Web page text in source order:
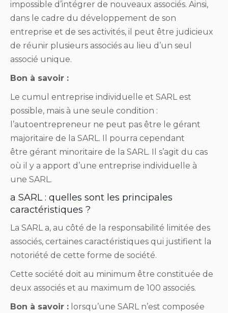
impossible d’intégrer de nouveaux associés. Ainsi,
dans le cadre du développement de son
entreprise et de ses activités, il peut être judicieux
de réunir plusieurs associés au lieu d’un seul
associé unique.
Bon à savoir :
Le cumul entreprise individuelle et SARL est
possible, mais à une seule condition :
l’autoentrepreneur ne peut pas être le gérant
majoritaire de la SARL. Il pourra cependant
être gérant minoritaire de la SARL. Il s’agit du cas
où il y a apport d’une entreprise individuelle à
une SARL.
a SARL : quelles sont les principales
caractéristiques ?
La SARL a, au côté de la responsabilité limitée des
associés, certaines caractéristiques qui justifient la
notoriété de cette forme de société.
Cette société doit au minimum être constituée de
deux associés et au maximum de 100 associés.
Bon à savoir : lorsqu’une SARL n’est composée